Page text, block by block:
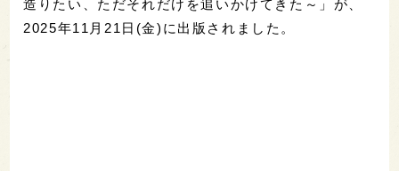
造りたい、ただそれだけを追いかけてきた～」が、
2025年11月21日(金)に出版されました。